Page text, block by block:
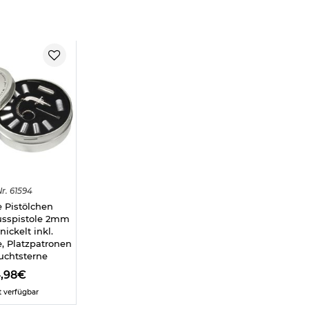
Knall
ab 18 Jahren - Dieser Artikel kann nur versendet werden, wenn
nicht vorliegt. (bitte den Link:
mit Gas- und Signalwaffen
61594
Pistölchen
2mm
inkl.
Platzpatronen
verfügbar